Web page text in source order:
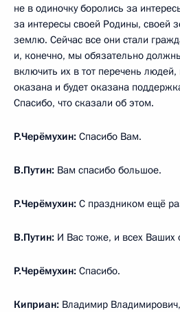
не в одиночку боролись за
за интересы своей Родины, своей
землю. Сейчас все они стали
и, конечно, мы обязательно
включить их в тот перечень
оказана и будет оказана
Спасибо, что сказали об этом.
Р.Черёмухин: Спасибо Вам.
В.Путин: Вам спасибо большое.
Р.Черёмухин: С праздником ещё
В.Путин: И Вас тоже, и всех Ваших
Р.Черёмухин: Спасибо.
Киприан: Владимир